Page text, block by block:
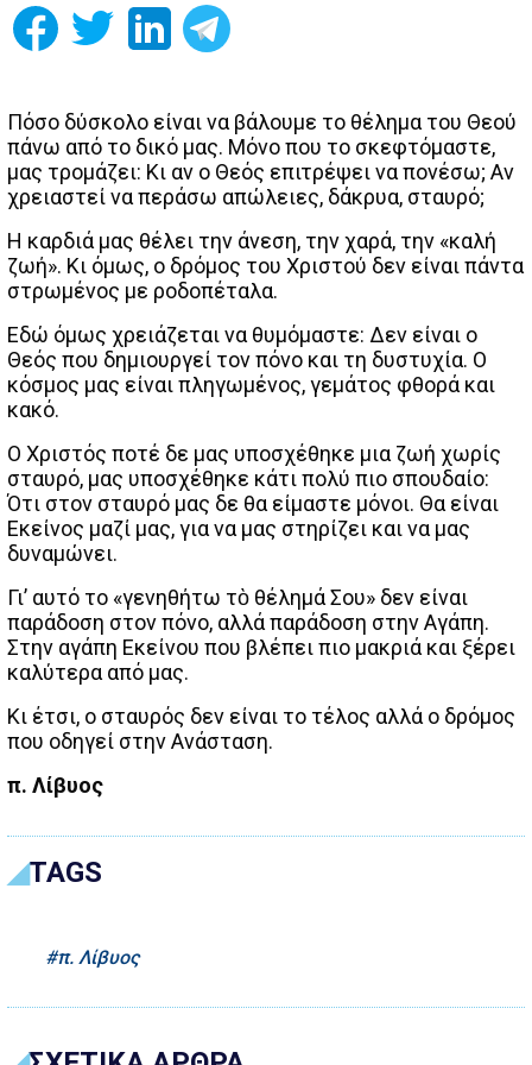
Πόσο δύσκολο είναι να βάλουμε το θέλημα του Θεού
πάνω από το δικό μας. Μόνο που το σκεφτόμαστε,
μας τρομάζει: Κι αν ο Θεός επιτρέψει να πονέσω; Αν
χρειαστεί να περάσω απώλειες, δάκρυα, σταυρό;
Η καρδιά μας θέλει την άνεση, την χαρά, την «καλή
ζωή». Κι όμως, ο δρόμος του Χριστού δεν είναι πάντα
στρωμένος με ροδοπέταλα.
Εδώ όμως χρειάζεται να θυμόμαστε: Δεν είναι ο
Θεός που δημιουργεί τον πόνο και τη δυστυχία. Ο
κόσμος μας είναι πληγωμένος, γεμάτος φθορά και
κακό.
Ο Χριστός ποτέ δε μας υποσχέθηκε μια ζωή χωρίς
σταυρό, μας υποσχέθηκε κάτι πολύ πιο σπουδαίο:
Ότι στον σταυρό μας δε θα είμαστε μόνοι. Θα είναι
Εκείνος μαζί μας, για να μας στηρίζει και να μας
δυναμώνει.
Γι’ αυτό το «γενηθήτω τὸ θέλημά Σου» δεν είναι
παράδοση στον πόνο, αλλά παράδοση στην Αγάπη.
Στην αγάπη Εκείνου που βλέπει πιο μακριά και ξέρει
καλύτερα από μας.
Κι έτσι, ο σταυρός δεν είναι το τέλος αλλά ο δρόμος
που οδηγεί στην Ανάσταση.
π. Λίβυος
TAGS
π. Λίβυος